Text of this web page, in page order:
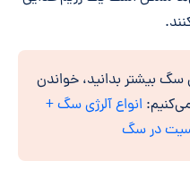
سگ بیشتر بدانید، خواندن
انواع آلرژی سگ +
در سگ